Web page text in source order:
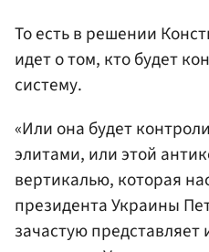
То есть в решении
идет о том, кто будет
систему.
«Или она будет
элитами, или этой
вертикалью, которая
президента Украины
зачастую